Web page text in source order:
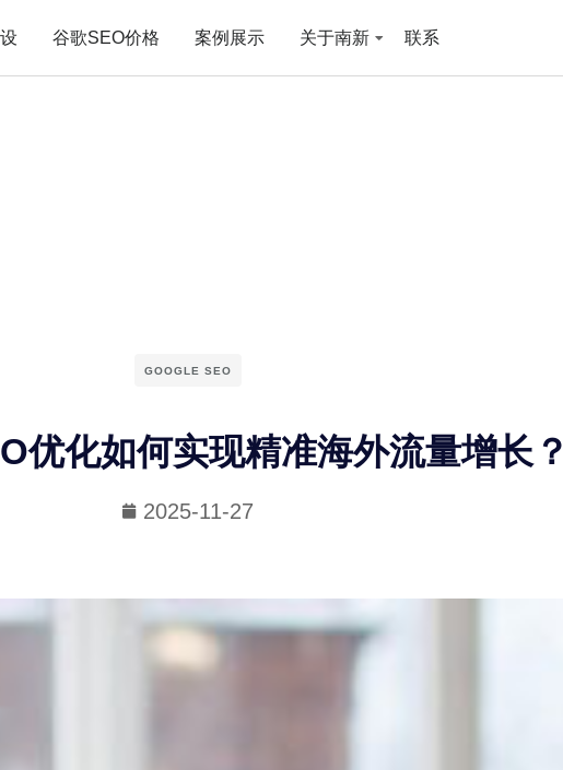
谷歌SEO价格 案例展示 关于南新 联系
GOOGLE SEO
优化如何实现精准海外流量增长？
2025-11-27